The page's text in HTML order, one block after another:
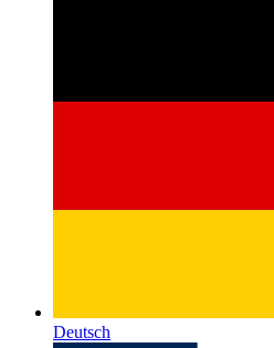
Deutsch